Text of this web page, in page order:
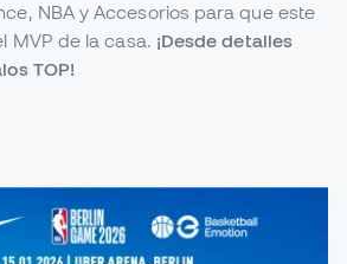
NBA y Accesorios para que este
MVP de la casa. ¡Desde detalles
TOP!